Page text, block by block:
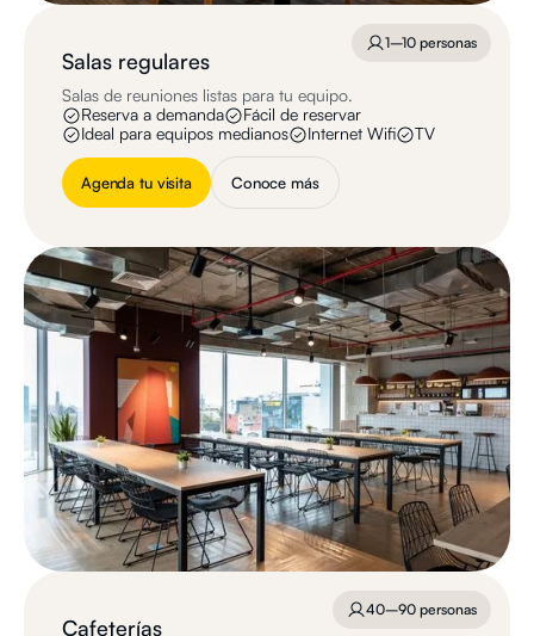
Salas regulares
Salas de reuniones listas para tu equipo.
Reserva a demanda
Fácil de reservar
Ideal para equipos medianos
Internet Wifi TV
Agenda tu visita Conoce más
1–10 personas
Cafeterías
40–90 personas